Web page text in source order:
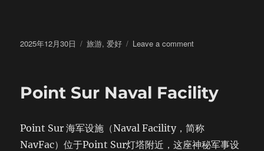
Posted
2025年12月30日 Categories
旅游,爱好 Leave a commenton
Point Sur Naval Facility
Point Sur 海军设施（Naval Facility，简称
NavFac）位于Point Sur灯塔附近，这座神秘军事设